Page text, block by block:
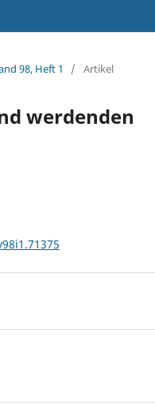
98, Heft 1
/ Artikel
werdenden